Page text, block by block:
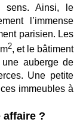
sens. Ainsi, le
l’immense
parisien. Les
2, et le bâtiment
auberge de
Une petite
immeubles à
affaire ?